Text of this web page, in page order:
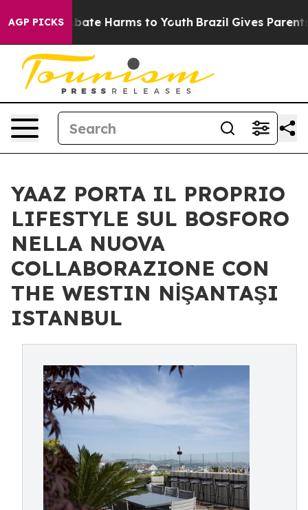
AGP PICKS
to Abate Harms to Youth Brazil Gives Parents
YAAZ PORTA IL PROPRIO
LIFESTYLE SUL BOSFORO
NELLA NUOVA
COLLABORAZIONE CON
THE WESTIN NİŞANTAŞI
ISTANBUL